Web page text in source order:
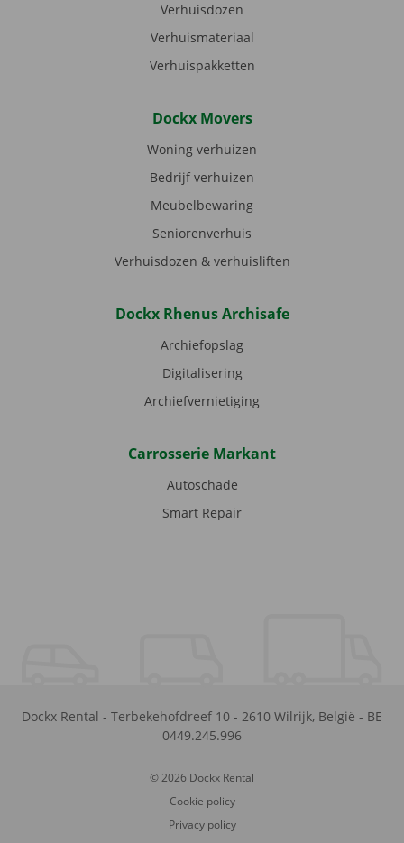
Verhuisdozen
Verhuismateriaal
Verhuispakketten
Dockx Movers
Woning verhuizen
Bedrijf verhuizen
Meubelbewaring
Seniorenverhuis
Verhuisdozen & verhuisliften
Dockx Rhenus Archisafe
Archiefopslag
Digitalisering
Archiefvernietiging
Carrosserie Markant
Autoschade
Smart Repair
Dockx Rental - Terbekehofdreef 10 - 2610 Wilrijk, België - BE
0449.245.996
© 2026 Dockx Rental
Cookie policy
Privacy policy